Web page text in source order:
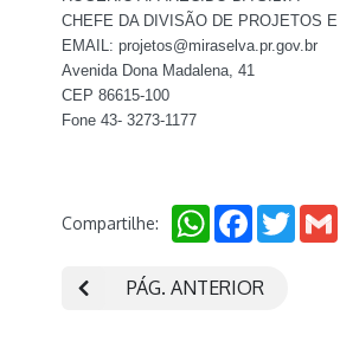
CHEFE DA DIVISÃO DE PROJETOS
EMAIL: projetos@miraselva.pr.gov.br
Avenida Dona Madalena, 41
CEP 86615-100
Fone 43- 3273-1177
Compartilhe: WhatsAppFacebook
PÁG. ANTERIOR